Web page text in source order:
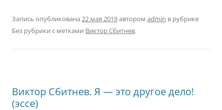
Запись опубликована 22 мая 2019автором admin в рубрике
Без рубрики с метками Виктор Сбитнев.
Виктор Сбитнев. Я — это другое дело!
(эссе)